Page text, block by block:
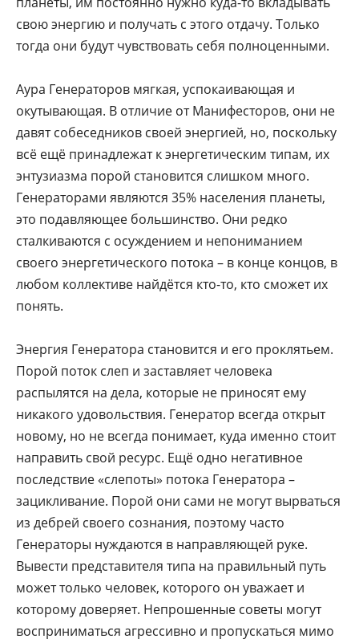
свою энергию и получать с этого отдачу. Только
тогда они будут чувствовать себя полноценными.
Аура Генераторов мягкая, успокаивающая и
окутывающая. В отличие от Манифесторов, они не
давят собеседников своей энергией, но, поскольку
всё ещё принадлежат к энергетическим типам, их
энтузиазма порой становится слишком много.
Генераторами являются 35% населения планеты,
это подавляющее большинство. Они редко
сталкиваются с осуждением и непониманием
своего энергетического потока – в конце концов, в
любом коллективе найдётся кто-то, кто сможет их
понять.
Энергия Генератора становится и его проклятьем.
Порой поток слеп и заставляет человека
распылятся на дела, которые не приносят ему
никакого удовольствия. Генератор всегда открыт
новому, но не всегда понимает, куда именно стоит
направить свой ресурс. Ещё одно негативное
последствие «слепоты» потока Генератора –
зацикливание. Порой они сами не могут вырваться
из дебрей своего сознания, поэтому часто
Генераторы нуждаются в направляющей руке.
Вывести представителя типа на правильный путь
может только человек, которого он уважает и
которому доверяет. Непрошенные советы могут
восприниматься агрессивно и пропускаться мимо